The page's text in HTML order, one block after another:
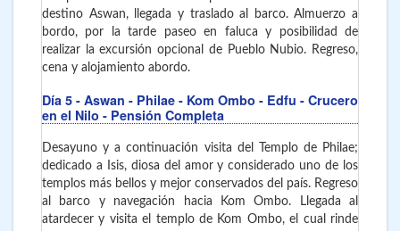
destino Aswan, llegada y traslado al barco. Almuerzo a
bordo, por la tarde paseo en faluca y posibilidad de
realizar la excursión opcional de Pueblo Nubio. Regreso,
cena y alojamiento abordo.
Día 5 - Aswan - Philae - Kom Ombo - Edfu - Crucero
en el Nilo - Pensión Completa
Desayuno y a continuación visita del Templo de Philae;
dedicado a Isis, diosa del amor y considerado uno de los
templos más bellos y mejor conservados del país. Regreso
al barco y navegación hacia Kom Ombo. Llegada al
atardecer y visita el templo de Kom Ombo, el cual rinde